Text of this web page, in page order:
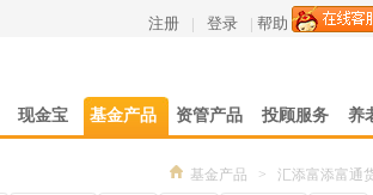
注册 | 登录 | 帮助
现金宝 基金产品 资管产品 投顾服务 养
基金产品 > 汇添富添富通